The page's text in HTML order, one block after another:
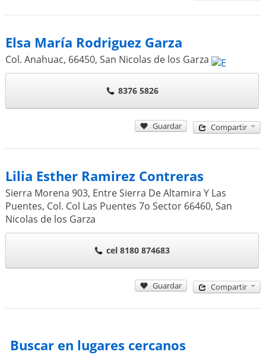
Elsa María Rodriguez Garza
Col. Anahuac, 66450, San Nicolas de los Garza
8376 5826
Guardar Compartir
Lilia Esther Ramirez Contreras
Sierra Morena 903, Entre Sierra De Altamira Y Las
Puentes, Col. Col Las Puentes 7o Sector 66460, San
Nicolas de los Garza
cel 8180 874683
Guardar Compartir
Buscar en lugares cercanos